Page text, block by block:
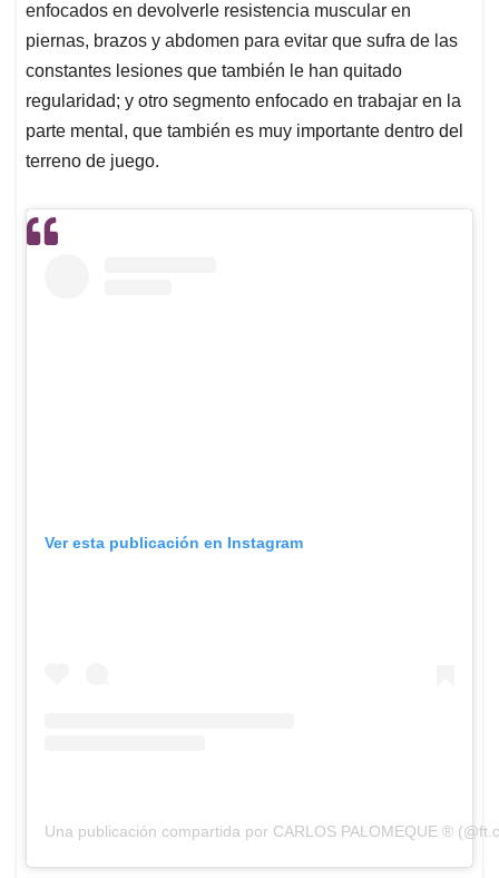
enfocados en devolverle resistencia muscular en
piernas, brazos y abdomen para evitar que sufra de las
constantes lesiones que también le han quitado
regularidad; y otro segmento enfocado en trabajar en la
parte mental, que también es muy importante dentro del
terreno de juego.
Ver esta publicación en Instagram
Una publicación compartida por CARLOS PALOMEQUE ®️